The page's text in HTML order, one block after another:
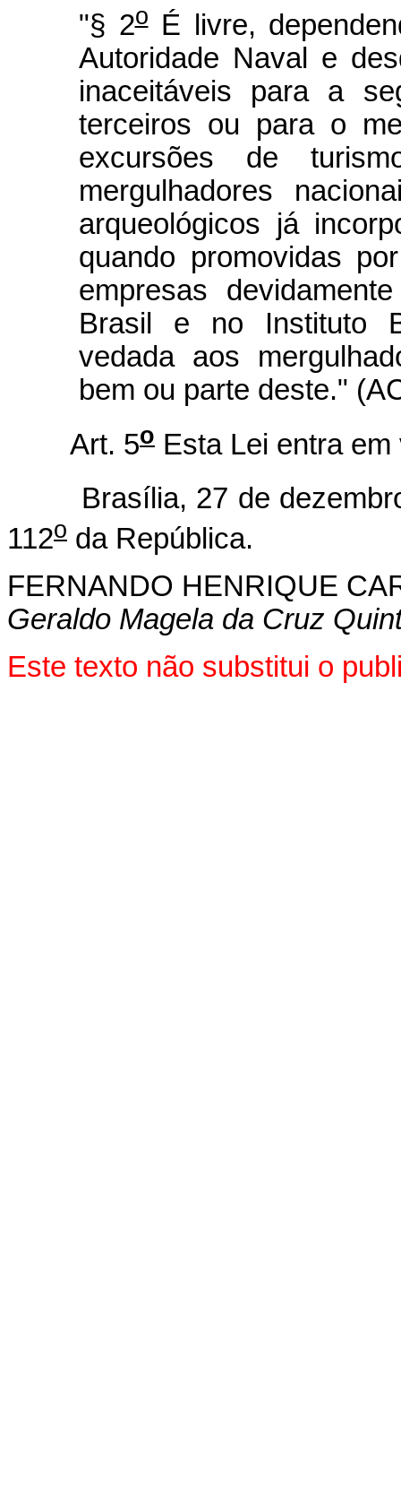
"§ 2oÉ livre,
Autoridade Naval e
inaceitáveis para a
terceiros ou para o
excursões de
mergulhadores
arqueológicos já
quando promovidas
empresas
Brasil e no Instituto
vedada aos
bem ou parte deste."
Art. 5o Esta Lei entra
Brasília, 27 de dezembro
112o da República.
FERNANDO HENRIQUE
Geraldo Magela da Cruz
Este texto não substitui o